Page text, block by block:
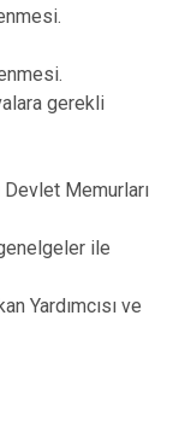
gerekli
Devlet Memurları
ile
Yardımcısı ve